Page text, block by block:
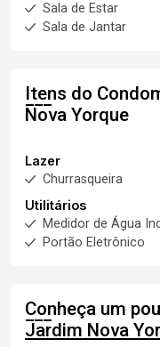
Sala de Estar
Sala de Jantar
Itens do
Nova Yorque
Lazer
Churrasqueira
Utilitários
Medidor de Água
Portão Eletrônico
Conheça um
Jardim Nova